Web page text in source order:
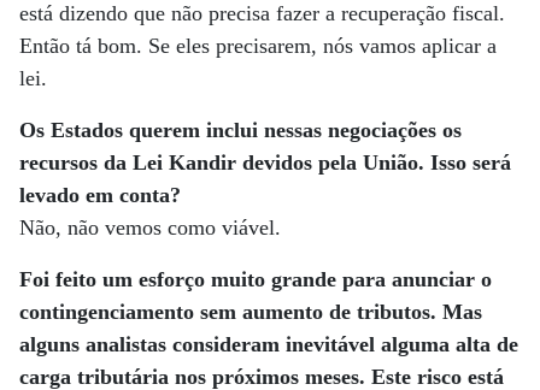
está dizendo que não precisa fazer a recuperação fiscal.
Então tá bom. Se eles precisarem, nós vamos aplicar a
lei.
Os Estados querem inclui nessas negociações os
recursos da Lei Kandir devidos pela União. Isso será
levado em conta?
Não, não vemos como viável.
Foi feito um esforço muito grande para anunciar o
contingenciamento sem aumento de tributos. Mas
alguns analistas consideram inevitável alguma alta de
carga tributária nos próximos meses. Este risco está